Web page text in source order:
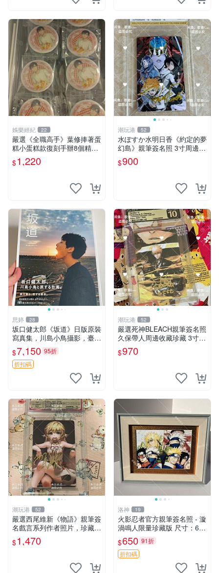
娛樂經紀 22
嚴選《全職高手》葉修捧著蛋
糕小蛋糕款復刻手辦8個精品
收藏 心耀共鳴 葉修 古早蛋糕
$1,220
潮玩港 52
水ぽすか水明日香《約定的夢
幻島》親筆簽名照 3寸周邊照
片 簽名真跡 約束のネバーラ
ンド 周邊 照片收藏 水明日香
$900
思婷 28
坂口健太郎《坂道》日版原裝
寫真集，川島小鳥攝影，臺灣
旅行主題 簽名清晰 內頁乾淨
收藏推薦 輕鬆入手 坂道 日本
坂口健太郎
$7,150 95折
折扣碼
潮玩港 52
嚴選死神BLEACH親筆簽名照
久保帶人周邊收藏珍藏 3寸照
片 原裝卡套 限量版 死神 BLE
ACH 照片 久保帶人
$970
潮玩港 52
嚴選西尾維新《物語》親筆簽
名戲言系列作者照片，珍藏尺
寸3英寸 物語 戲言 親筆簽
$1,470
洛神 19
火影忍者官方親筆簽名照 - 漩
渦鳴人限量珍藏版 尺寸：6
寸/15.24x10.16cm 單張美術
印刷 獨家推薦 收藏最佳選項
岸本齊史專注創作的紀念照
$650 91折
折扣碼